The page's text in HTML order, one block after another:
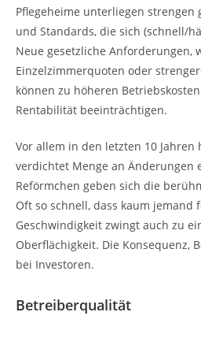
Pflegeheime unterliegen strengen
und Standards, die sich (schnell/
Neue gesetzliche Anforderungen,
Einzelzimmerquoten oder
können zu höheren
Rentabilität beeinträchtigen.
Vor allem in den letzten 10 Jahren
verdichtet Menge an Änderungen
Reförmchen geben sich die
Oft so schnell, dass kaum jemand
Geschwindigkeit zwingt auch zu
Oberflächigkeit. Die Konsequenz,
bei Investoren.
Betreiberqualität